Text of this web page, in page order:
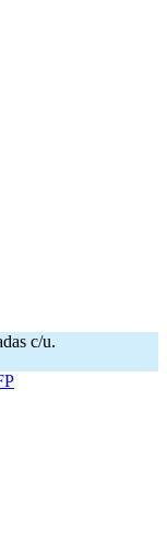
c/u.